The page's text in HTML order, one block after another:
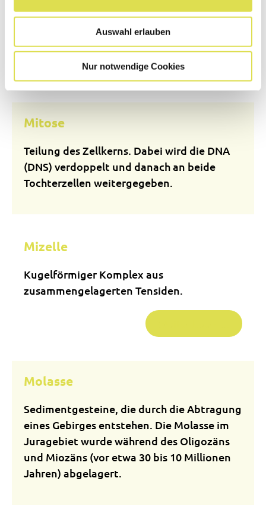
Auswahl erlauben
Nur notwendige Cookies
Mitochondrium
Mitochondrien sind die "Batterien" der
Mitose
Teilung des Zellkerns. Dabei wird die DNA
(DNS) verdoppelt und danach an beide
Tochterzellen weitergegeben.
Mizelle
Kugelförmiger Komplex aus
zusammengelagerten Tensiden.
Molasse
Sedimentgesteine, die durch die Abtragung
eines Gebirges entstehen. Die Molasse im
Juragebiet wurde während des Oligozäns
und Miozäns (vor etwa 30 bis 10 Millionen
Jahren) abgelagert.